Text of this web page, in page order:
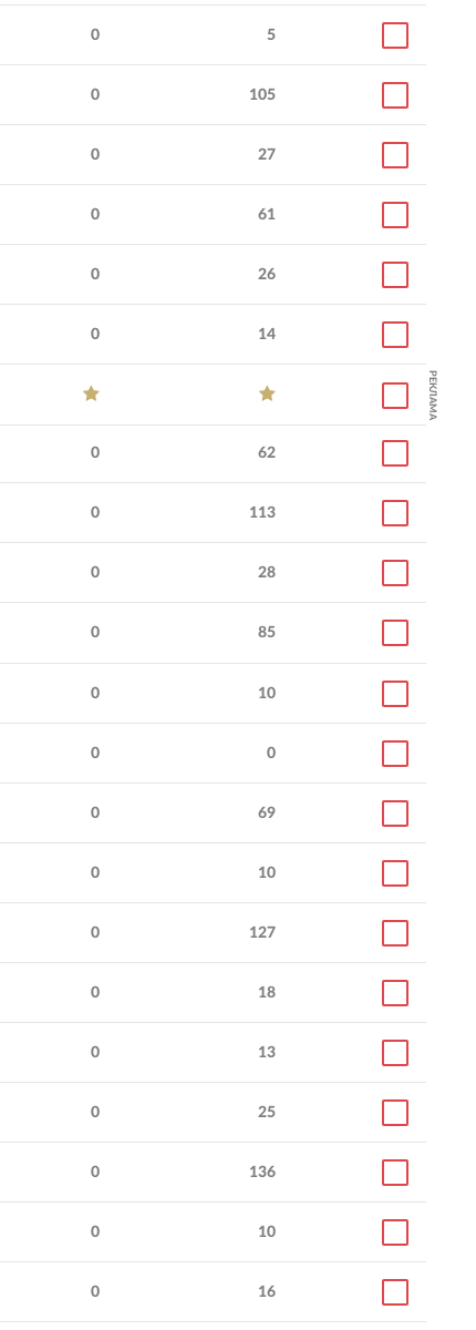
0 5
0 105
0 27
0 61
0 26
0 14
РЕКЛАМА
0 62
0 113
0 28
0 85
0 10
0 0
0 69
0 10
0 127
0 18
0 13
0 25
0 136
0 10
0 16